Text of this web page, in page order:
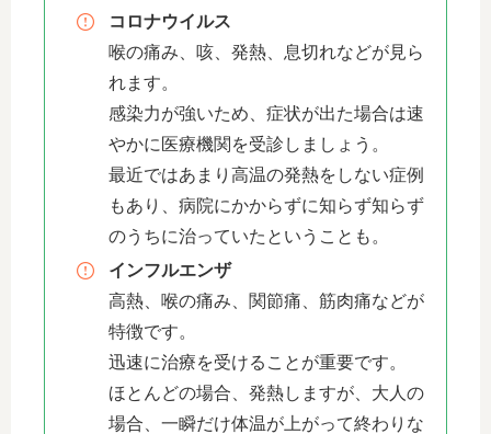
コロナウイルス
喉の痛み、咳、発熱、息切れなどが見ら
れます。
感染力が強いため、症状が出た場合は速
やかに医療機関を受診しましょう。
最近ではあまり高温の発熱をしない症例
もあり、病院にかからずに知らず知らず
のうちに治っていたということも。
インフルエンザ
高熱、喉の痛み、関節痛、筋肉痛などが
特徴です。
迅速に治療を受けることが重要です。
ほとんどの場合、発熱しますが、大人の
場合、一瞬だけ体温が上がって終わりな